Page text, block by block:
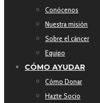
Conócenos
Nuestra misión
Sobre el cáncer
Equipo
CÓMO AYUDAR
Cómo Donar
Hazte Socio